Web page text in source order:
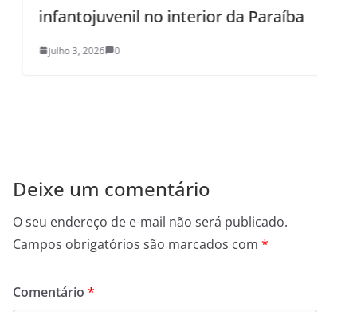
infantojuvenil no interior da Paraíba
julho 3, 2026 0
Deixe um comentário
O seu endereço de e-mail não será publicado.
Campos obrigatórios são marcados com *
Comentário *